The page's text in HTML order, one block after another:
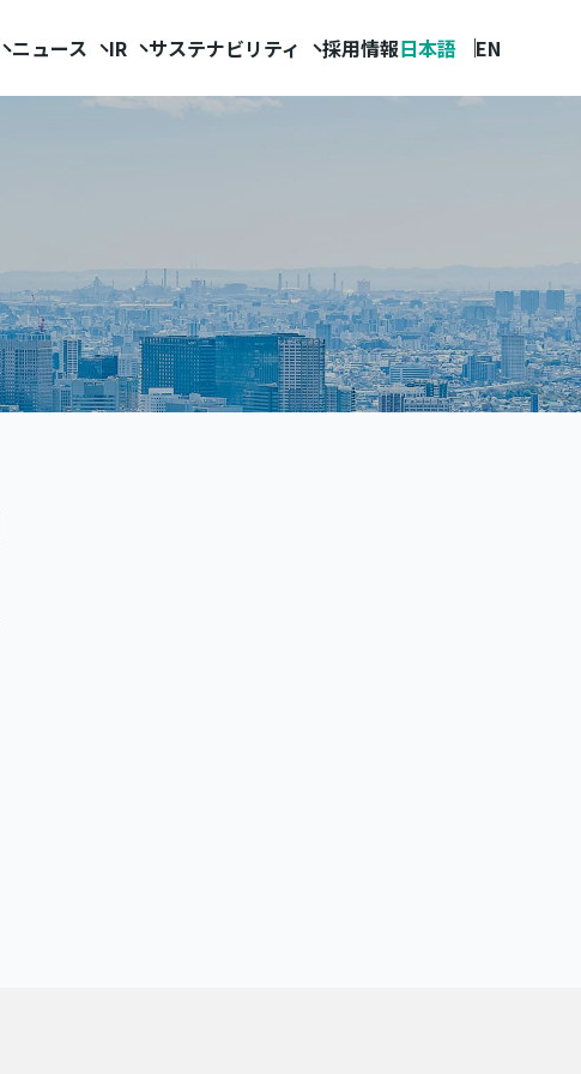
ニュース IR サステナビリティ 採用情報日本語 EN